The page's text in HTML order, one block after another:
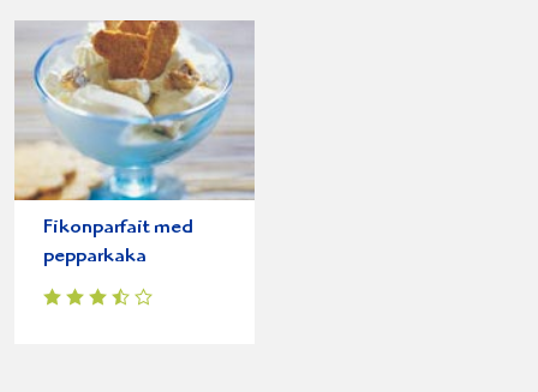
Fikonparfait med
pepparkaka